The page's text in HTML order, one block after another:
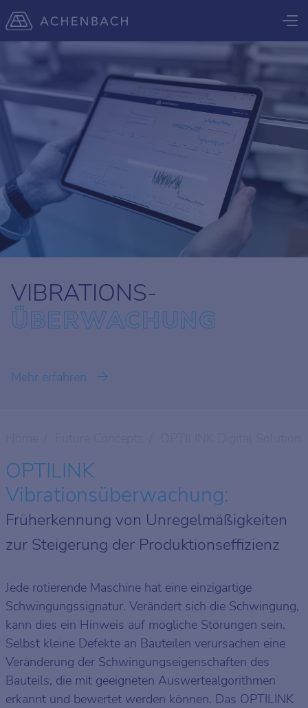
VIBRATIONS-
ÜBERWACHUNG
Mehr erfahren
OPTILINK
Vibrationsüberwachung:
Früherkennung von Unregelmäßigkeiten
zur Steigerung der Produktionseffizienz
Jede rotierende Maschine hat eine einzigartige
Schwingungssignatur. Verändert sich die Schwingung,
kann dies ein Hinweis auf mögliche Störungen sein.
Selbst kleine Defekte an Bauteilen verursachen eine
Veränderung der Schwingungseigenschaften des
Bauteils, die mit geeigneten Auswertealgorithmen
erkannt und bewertet werden können. Das OPTILINK